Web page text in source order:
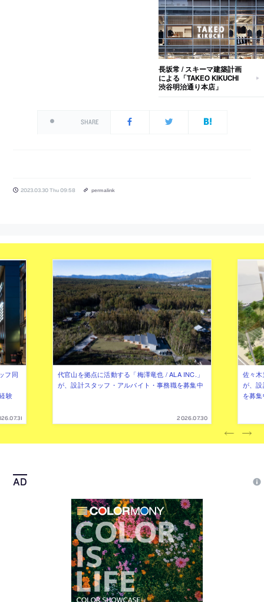
長坂常 / スキーマ建築計画
による「TAKEO KIKUCHI
渋谷明治通り本店」
SHARE
2023.03.30 Thu 09:58 permalink
フ同
験
代官山を拠点に活動する「梅澤竜也 / ALA INC.」
が、設計スタッフ・アルバイト・事務職を募集中
2026.07.30
佐々
が、
を募